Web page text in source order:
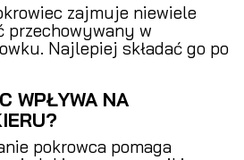
zajmuje niewiele
przechowywany w
Najlepiej składać go po
WPŁYWA NA
pokrowca pomaga